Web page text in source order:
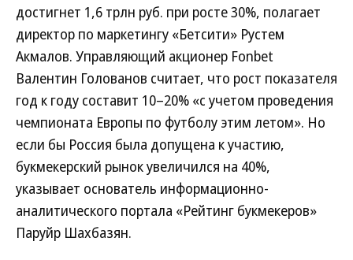
достигнет 1,6 трлн руб. при росте 30%, полагает
директор по маркетингу «Бетсити» Рустем
Акмалов. Управляющий акционер Fonbet
Валентин Голованов считает, что рост показателя
год к году составит 10–20% «с учетом проведения
чемпионата Европы по футболу этим летом». Но
если бы Россия была допущена к участию,
букмекерский рынок увеличился на 40%,
указывает основатель информационно-
аналитического портала «Рейтинг букмекеров»
Паруйр Шахбазян.